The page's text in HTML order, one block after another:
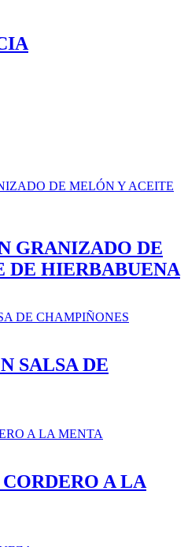
GRANIZADO DE
DE HIERBABUENA
SALSA DE
A LA